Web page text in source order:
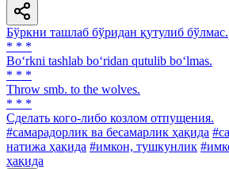
Бўркни ташлаб бўридан қутулиб бўлмас.
* * *
Bo‘rkni tashlab bo‘ridan qutulib bo‘lmas.
* * *
Throw smb. to the wolves.
* * *
Сделать кого-либо козлом отпущения.
#самарадорлик ва бесамарлик ҳақида
натижа ҳақида #имкон, тушкунлик
ҳақида